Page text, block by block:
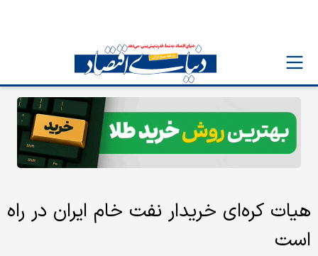
هیات کره‌ای خریدار نفت خام ایران در راه
است